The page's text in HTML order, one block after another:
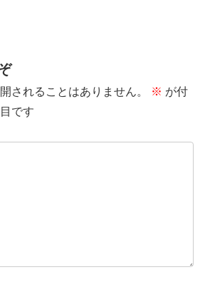
されることはありません。 ※ が付
です